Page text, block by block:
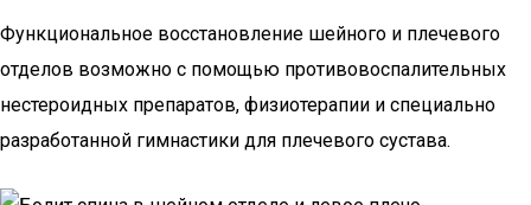
Функциональное восстановление шейного и плечевого
отделов возможно с помощью противовоспалительных
нестероидных препаратов, физиотерапии и специально
разработанной гимнастики для плечевого сустава.